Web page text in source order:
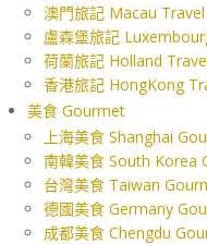
澳門旅記 Macau Travel
盧森堡旅記
荷蘭旅記 Holland
香港旅記 HongKong
美食 Gourmet
上海美食 Shanghai
南韓美食 South Korea
台灣美食 Taiwan
德國美食 Germany
成都美食 Chengdu